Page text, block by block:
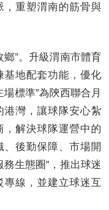
，重塑渭南的筋骨與
”。升級渭南市體育
基地配套功能，優化
標準”為陝西聯合月
港灣，讓球隊安心紮
，解決球隊運營中的
後勤保障、市場開
生態圈”，推出球迷
線，並建立球迷互